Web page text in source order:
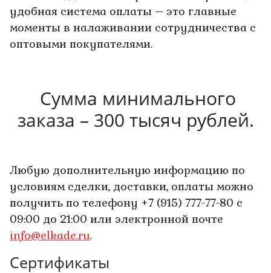
удобная система оплаты – это главные
моменты в налаживании сотрудничества с
оптовыми покупателями.
Сумма минимального
заказа – 300 тысяч рублей.
Любую дополнительную информацию по
условиям сделки, доставки, оплаты можно
получить по телефону +7 (915) 777-77-80 с
09:00 до 21:00 или электронной почте
info@elkade.ru.
Сертификаты